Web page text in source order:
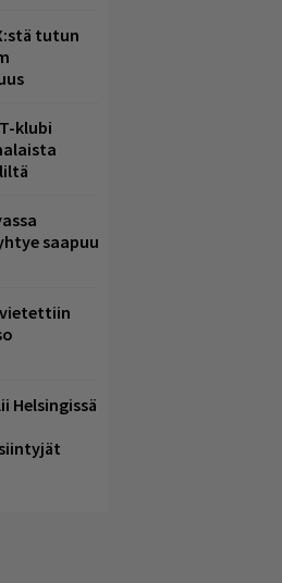
tutun
klubi
saapuu
vietettiin
Helsingissä